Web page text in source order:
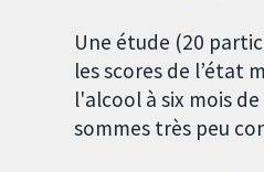
Une étude (20
les scores de l’état
l'alcool à six mois
sommes très peu